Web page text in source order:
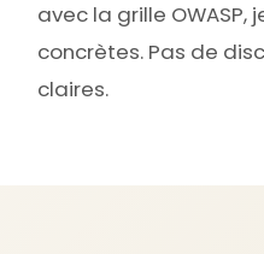
avec la grille
concrètes. Pas de
claires.